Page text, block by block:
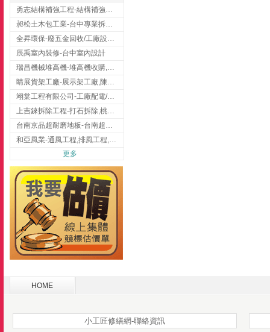
勇志結構補強工程-結構補強工程 ,桃園結構補強工程,龍潭結構補強工程
昶松土木包工業-台中專業拆除工程/挖土機出租
全昇環保-廢五金回收/工廠設備收購/機械設備回收/高價收購廠房設備
辰禹室內裝修-台中室內設計
瑞昌機械堆高機-堆高機收購,新北市堆高機,桃園堆高機
睛展貨架工廠-展示架工廠,陳列架,台中展示架工廠
翊棠工程有限公司-工廠配電/高雄消防機電公司
上吉錸拆除工程-打石拆除,桃園打石拆除,桃園拆除工程
台南京品超耐磨地板-台南超耐磨地板
和亞風業-通風工程,排風工程,彰化通風工程,彰化排風工程
更多
HOME
小工匠修繕網-聯絡資訊